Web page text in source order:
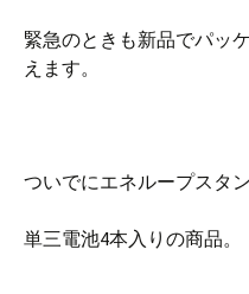
緊急のときも新品でパッ
えます。
ついでにエネループスタ
単三電池4本入りの商品。